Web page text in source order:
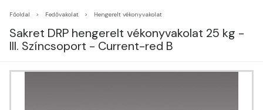
Főoldal Fedővakolat Hengerelt vékonyvakolat
Sakret DRP hengerelt vékonyvakolat 25 kg -
III. Színcsoport - Current-red B